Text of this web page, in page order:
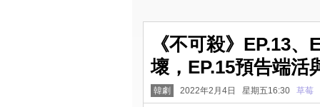
《不可殺》EP.13
壞，EP.15預告端活
韓劇 2022年2月4日 星期五16:30 草莓